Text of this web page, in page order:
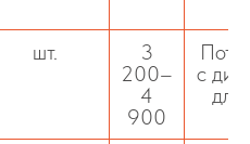
шт.
3
200–
4
900
с
для